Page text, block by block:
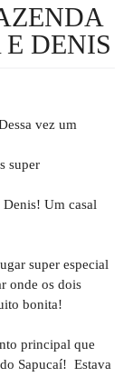
DENIS
vez um
super
Um casal
super especial
onde os dois
bonita!
principal que
Sapucaí! Estava